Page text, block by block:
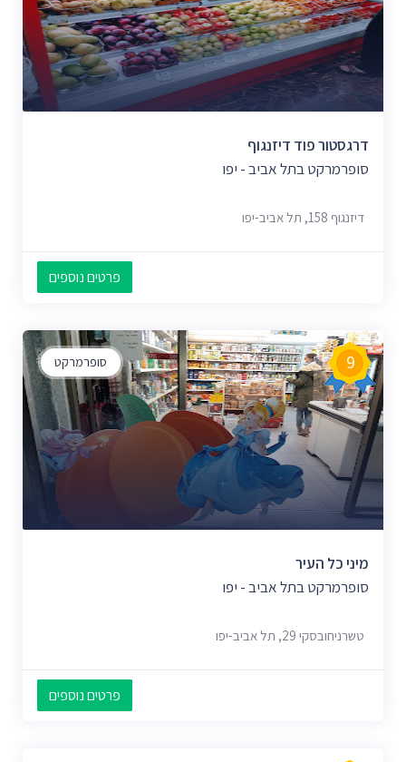
דרגסטור פוד דיזנגוף
סופרמרקט בתל אביב - יפו
דיזנגוף 158, תל אביב-יפו
פרטים נוספים
סופרמרקט 9
מיני כל העיר
סופרמרקט בתל אביב - יפו
טשרניחובסקי 29, תל אביב-יפו
פרטים נוספים